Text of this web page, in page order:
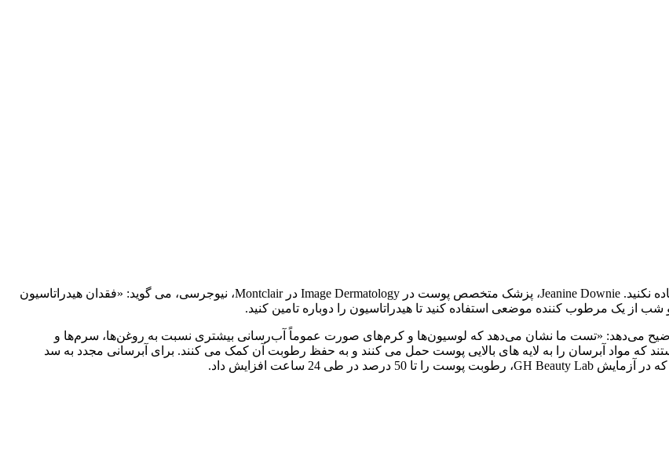
هر چند وقت یکبار یا زمانی که پوست خشک می شود از مرطوب کننده استفاده نکنید. Jeanine Downie، پزشک متخصص پوست در Image Dermatology در Montclair، نیوجرسی، می گوید: «فقدان هیدراتاسیون
یک مرطوب کننده موضعی استفاده کنید تا هیدراتاسیون را دوباره تامین کنید.
توضیح می‌دهد: «تست ما نشان می‌دهد که لوسیون‌ها و کرم‌های صورت عموماً آب‌رسانی بیشتری نسبت به روغن‌ها، سرم‌ها و
که مواد آبرسان را به لایه های بالایی پوست حمل می کنند و به حفظ رطوبت آن کمک می کنند. برای آبرسانی مجدد به سد